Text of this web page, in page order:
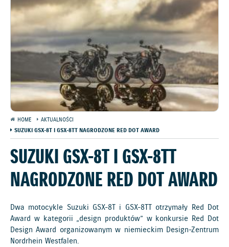
HOME
AKTUALNOŚCI
SUZUKI GSX-8T I GSX-8TT NAGRODZONE RED DOT AWARD
SUZUKI GSX-8T I GSX-8TT
NAGRODZONE RED DOT AWARD
Dwa motocykle Suzuki GSX-8T i GSX-8TT otrzymały Red Dot
Award w kategorii „design produktów” w konkursie Red Dot
Design Award organizowanym w niemieckim Design-Zentrum
Nordrhein Westfalen.